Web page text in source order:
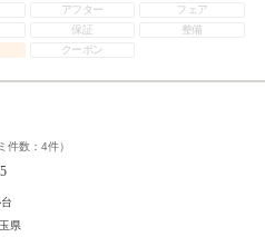
アフター
フェア
保証
整備
クーポン
件数： 4件）
5
台
県